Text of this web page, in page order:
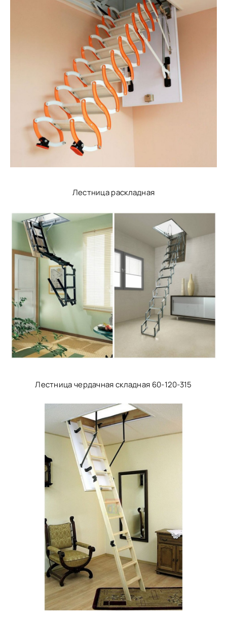
Лестница раскладная
Лестница чердачная складная 60-120-315